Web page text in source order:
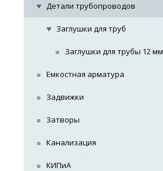
Детали трубопроводов
Заглушки для труб
Заглушки для трубы 12 мм
Емкостная арматура
Задвижки
Затворы
Канализация
КИПиА